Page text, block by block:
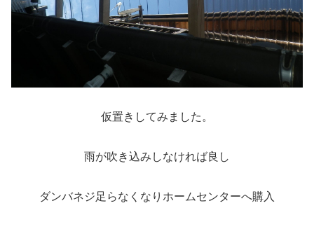
仮置きしてみました。
雨が吹き込みしなければ良し
ダンバネジ足らなくなりホームセンターへ購入